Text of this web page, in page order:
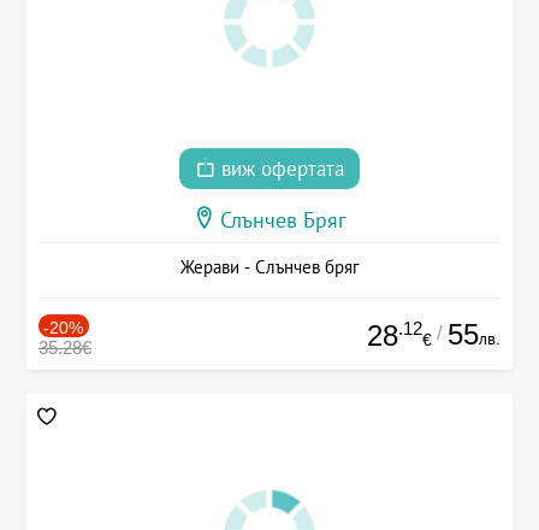
виж офертата
Слънчев Бряг
Жерави - Слънчев бряг
-20%
35.28€ 28.12
€ / 55лв.